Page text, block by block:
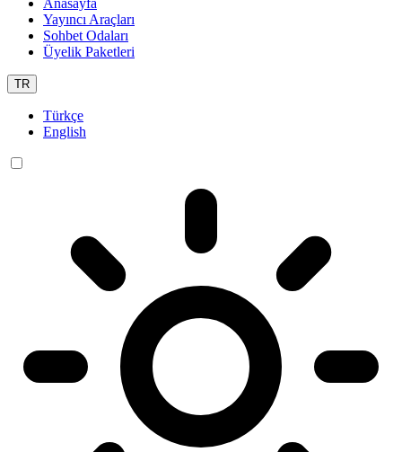
Anasayfa
Yayıncı Araçları
Sohbet Odaları
Üyelik Paketleri
TR
Türkçe
English